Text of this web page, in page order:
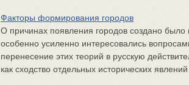
Факторы формирования городов
О причинах появления городов создано
особенно усиленно интересовались
перенесение этих теорий в русскую
как сходство отдельных исторических